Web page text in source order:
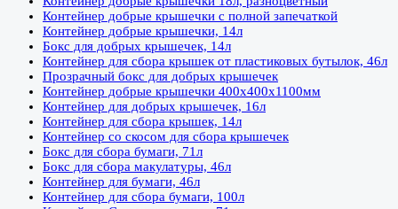
Контейнер добрые крышечки с полной запечаткой
Контейнер добрые крышечки, 14л
Бокс для добрых крышечек, 14л
Контейнер для сбора крышек от пластиковых бутылок, 46л
Прозрачный бокс для добрых крышечек
Контейнер добрые крышечки 400х400х1100мм
Контейнер для добрых крышечек, 16л
Контейнер для сбора крышек, 14л
Контейнер со скосом для сбора крышечек
Бокс для сбора бумаги, 71л
Бокс для сбора макулатуры, 46л
Контейнер для бумаги, 46л
Контейнер для сбора бумаги, 100л